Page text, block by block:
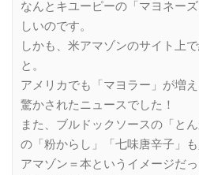
なんとキユーピーの「マヨネー
しいのです。
しかも、米アマゾンのサイト上
と。
アメリカでも「マヨラー」が増
驚かされたニュースでした！
また、ブルドックソースの「と
の「粉からし」「七味唐辛子」も
アマゾン＝本というイメージだっ